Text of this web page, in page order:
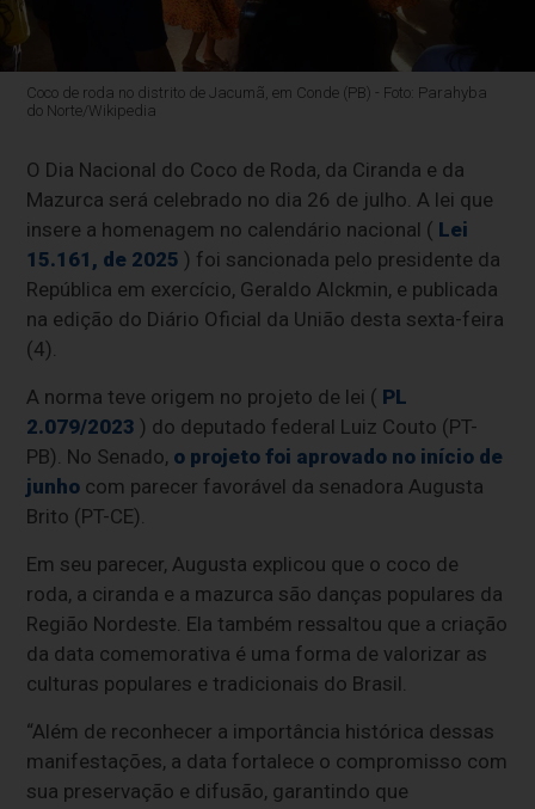
Coco de roda no distrito de Jacumã, em Conde (PB) - Foto: Parahyba
do Norte/Wikipedia
O Dia Nacional do Coco de Roda, da Ciranda e da
Mazurca será celebrado no dia 26 de julho. A lei que
insere a homenagem no calendário nacional ( Lei
15.161, de 2025 ) foi sancionada pelo presidente da
República em exercício, Geraldo Alckmin, e publicada
na edição do Diário Oficial da União desta sexta-feira
(4).
A norma teve origem no projeto de lei ( PL
2.079/2023 ) do deputado federal Luiz Couto (PT-
PB). No Senado, o projeto foi aprovado no início de
junho com parecer favorável da senadora Augusta
Brito (PT-CE).
Em seu parecer, Augusta explicou que o coco de
roda, a ciranda e a mazurca são danças populares da
Região Nordeste. Ela também ressaltou que a criação
da data comemorativa é uma forma de valorizar as
culturas populares e tradicionais do Brasil.
“Além de reconhecer a importância histórica dessas
manifestações, a data fortalece o compromisso com
sua preservação e difusão, garantindo que